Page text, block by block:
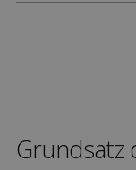
Grund­satz